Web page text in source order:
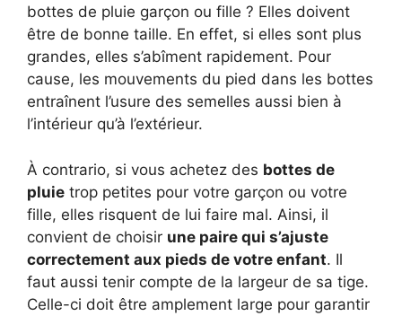
bottes de pluie garçon ou fille ? Elles doivent
être de bonne taille. En effet, si elles sont plus
grandes, elles s’abîment rapidement. Pour
cause, les mouvements du pied dans les bottes
entraînent l’usure des semelles aussi bien à
l’intérieur qu’à l’extérieur.
À contrario, si vous achetez des bottes de
pluie trop petites pour votre garçon ou votre
fille, elles risquent de lui faire mal. Ainsi, il
convient de choisir une paire qui s’ajuste
correctement aux pieds de votre enfant. Il
faut aussi tenir compte de la largeur de sa tige.
Celle-ci doit être amplement large pour garantir